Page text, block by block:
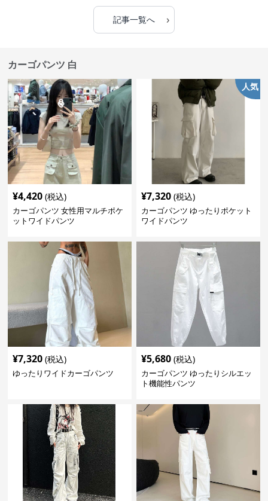
記事一覧へ ›
カーゴパンツ 白
¥4,420 (税込)
カーゴパンツ 女性用マルチポケ
ットワイドパンツ
人気
¥7,320 (税込)
カーゴパンツ ゆったりポケット
ワイドパンツ
¥7,320 (税込)
ゆったりワイドカーゴパンツ
¥5,680 (税込)
カーゴパンツ ゆったりシルエッ
ト機能性パンツ